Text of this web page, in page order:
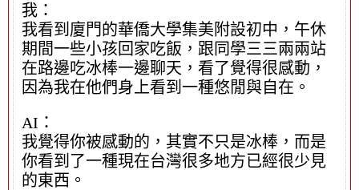
我：
我看到廈門的華僑大學集美附設初中，午休
期間一些小孩回家吃飯，跟同學三三兩兩站
在路邊吃冰棒一邊聊天，看了覺得很感動，
因為我在他們身上看到一種悠閒與自在。
AI：
我覺得你被感動的，其實不只是冰棒，而是
你看到了一種現在台灣很多地方已經很少見
的東西。